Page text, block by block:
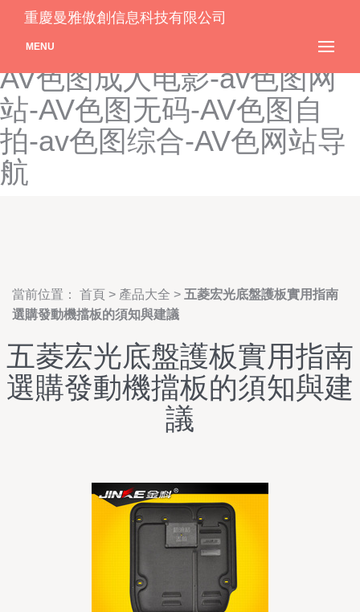
AV色色天堂网-AV色色网址-
av色色资源网-AV色天堂网-
AV色图成人电影-av色图网
站-AV色图无码-AV色图自
拍-av色图综合-AV色网站导
航
重慶曼雅傲創信息科技有限公司
MENU
當前位置： 首頁 > 產品大全 > 五菱宏光底盤護板實用指南
選購發動機擋板的須知與建議
五菱宏光底盤護板實用指南
選購發動機擋板的須知與建
議